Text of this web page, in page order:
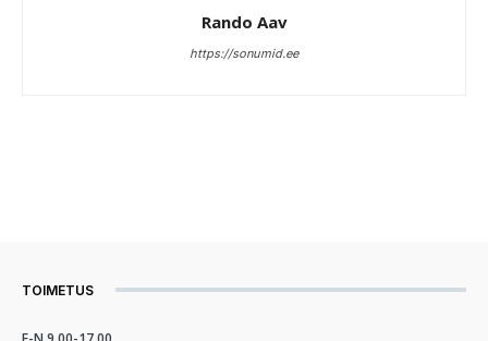
Rando Aav
https://sonumid.ee
TOIMETUS